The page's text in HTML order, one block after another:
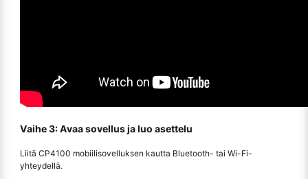
Vaihe 3: Avaa sovellus ja luo asettelu
Liitä CP4100 mobiilisovelluksen kautta Bluetooth- tai Wi-Fi-
yhteydellä.